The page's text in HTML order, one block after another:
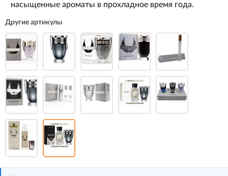
насыщенные ароматы в прохладное время года.
Другие артикулы